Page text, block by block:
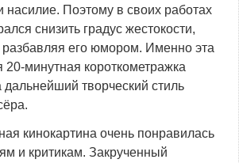
насилие. Поэтому в своих работах
снизить градус жестокости,
его юмором. Именно эта
20-минутная короткометражка
дальнейший творческий стиль
кинокартина очень понравилась
и критикам. Закрученный